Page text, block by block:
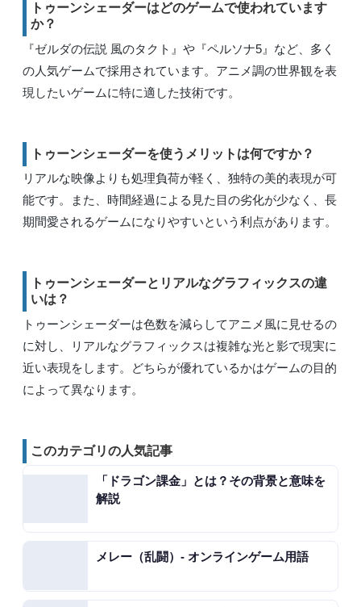
トゥーンシェーダーはどのゲームで使われています
か？
『ゼルダの伝説 風のタクト』や『ペルソナ5』など、多く
の人気ゲームで採用されています。アニメ調の世界観を表
現したいゲームに特に適した技術です。
トゥーンシェーダーを使うメリットは何ですか？
リアルな映像よりも処理負荷が軽く、独特の美的表現が可
能です。また、時間経過による見た目の劣化が少なく、長
期間愛されるゲームになりやすいという利点があります。
トゥーンシェーダーとリアルなグラフィックスの違
いは？
トゥーンシェーダーは色数を減らしてアニメ風に見せるの
に対し、リアルなグラフィックスは複雑な光と影で現実に
近い表現をします。どちらが優れているかはゲームの目的
によって異なります。
このカテゴリの人気記事
「ドラゴン課金」とは？その背景と意味を
解説
メレー（乱闘）- オンラインゲーム用語